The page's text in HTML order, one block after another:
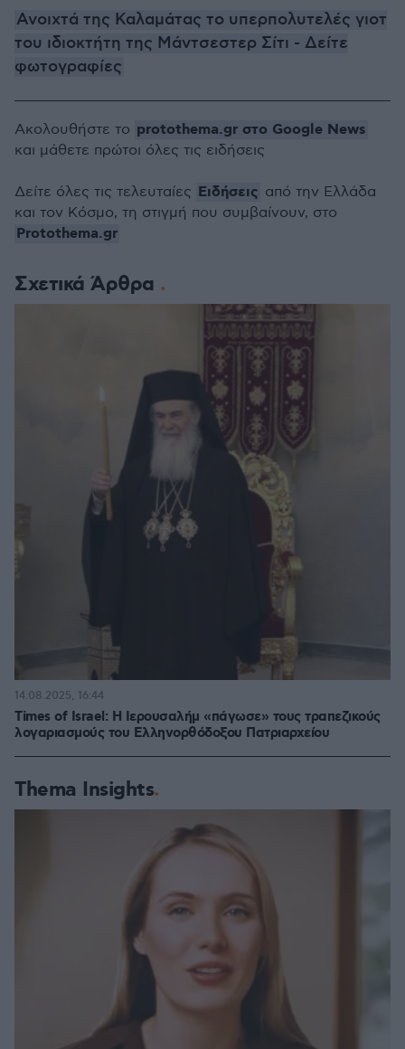
Ανοιχτά της Καλαμάτας το υπερπολυτελές γιοτ
του ιδιοκτήτη της Μάντσεστερ Σίτι - Δείτε
φωτογραφίες
Σχετικά Άρθρα
Times of Israel: Η Ιερουσαλήμ «πάγωσε» τους τραπεζικούς
λογαριασμούς του Ελληνορθόδοξου Πατριαρχείου
14.08.2025, 16:44
Thema Insights
Ακολουθήστε το protothema.gr στο Google News
και μάθετε πρώτοι όλες τις ειδήσεις
Δείτε όλες τις τελευταίες Ειδήσεις από την Ελλάδα
και τον Κόσμο, τη στιγμή που συμβαίνουν, στο
Protothema.gr